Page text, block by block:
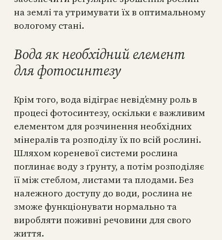
на землі та утримувати їх в оптимальному
вологому стані.
Вода як необхідний елемент
для фотосинтезу
Крім того, вода відіграє невід’ємну роль в
процесі фотосинтезу, оскільки є важливим
елементом для розчинення необхідних
мінералів та розподілу їх по всій рослині.
Шляхом кореневої системи рослина
поглинає воду з ґрунту, а потім розподіляє
її між стеблом, листами та плодами. Без
належного доступу до води, рослина не
зможе функціонувати нормально та
виробляти поживні речовини для свого
життя.